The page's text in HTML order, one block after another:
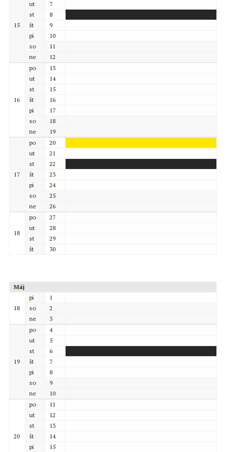
15
ut
7
st
8
št
9
pi
10
so
11
ne
12
16
po
13
ut
14
st
15
št
16
pi
17
so
18
ne
19
17
po
20
ut
21
st
22
št
23
pi
24
so
25
ne
26
18
po
27
ut
28
st
29
št
30
Máj
18
pi
1
so
2
ne
3
19
po
4
ut
5
st
6
št
7
pi
8
so
9
ne
10
20
po
11
ut
12
st
13
št
14
pi
15